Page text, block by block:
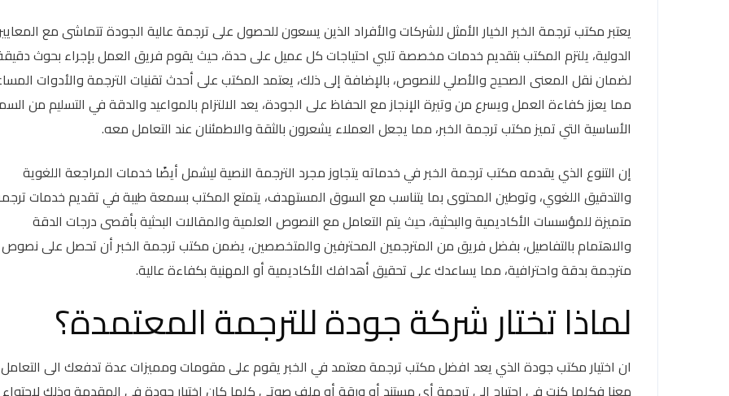
يعتبر مكتب ترجمة الخبر الخيار الأمثل للشركات والأفراد الذين يسعون للحصول على ترجمة عالية الجودة تتماشى مع
الدولية، يلتزم المكتب بتقديم خدمات مخصصة تلبي احتياجات كل عميل على حدة، حيث يقوم فريق العمل بإجراء بحوث
لضمان نقل المعنى الصحيح والأصلي للنصوص، بالإضافة إلى ذلك، يعتمد المكتب على أحدث تقنيات الترجمة والأدوات
مما يعزز كفاءة العمل ويسرع من وتيرة الإنجاز مع الحفاظ على الجودة، يعد الالتزام بالمواعيد والدقة في التسليم من
الأساسية التي تميز مكتب ترجمة الخبر، مما يجعل العملاء يشعرون بالثقة والاطمئنان عند التعامل معه.
إن التنوع الذي يقدمه مكتب ترجمة الخبر في خدماته يتجاوز مجرد الترجمة النصية ليشمل أيضًا خدمات المراجعة اللغوية
والتدقيق اللغوي، وتوطين المحتوى بما يتناسب مع السوق المستهدف، يتمتع المكتب بسمعة طيبة في تقديم خدمات
متميزة للمؤسسات الأكاديمية والبحثية، حيث يتم التعامل مع النصوص العلمية والمقالات البحثية بأقصى درجات الدقة
والاهتمام بالتفاصيل، بفضل فريق من المترجمين المحترفين والمتخصصين، يضمن مكتب ترجمة الخبر أن تحصل على نصوص
مترجمة بدقة واحترافية، مما يساعدك على تحقيق أهدافك الأكاديمية أو المهنية بكفاءة عالية.
لماذا تختار شركة جودة للترجمة المعتمدة؟
ان اختيار مكتب جودة الذي يعد افضل مكتب ترجمة معتمد في الخبر يقوم على مقومات ومميزات عدة تدفعك الى التعامل
معنا فكلما كنت في احتياج الى ترجمة أي مستند أو ورقة أو ملف صوتي كلما كان اختيار جودة في المقدمة وذلك لاحتواء